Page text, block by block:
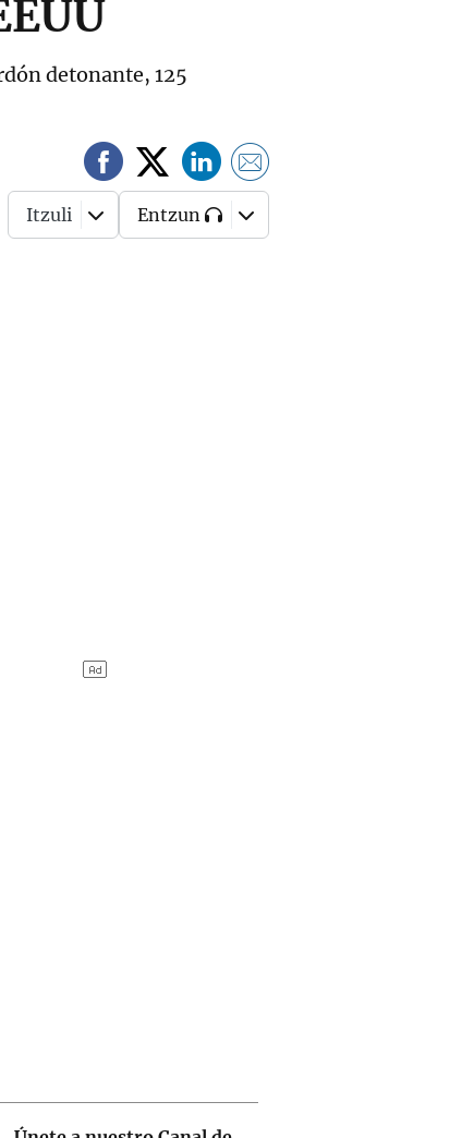
detonante, 125
Itzuli Entzun